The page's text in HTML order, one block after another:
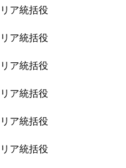
ア統括役
ア統括役
ア統括役
ア統括役
ア統括役
ア統括役